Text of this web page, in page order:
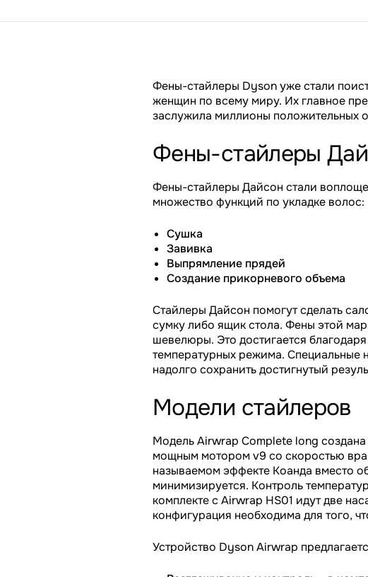
Фены-стайлеры Dyson уже стали
женщин по всему миру. Их главное
заслужила миллионы положительных
Фены-стайлеры
Фены-стайлеры Дайсон стали
множество функций по укладке волос:
Сушка
Завивка
Выпрямление прядей
Создание прикорневого объема
Стайлеры Дайсон помогут сделать
сумку либо ящик стола. Фены этой
шевелюры. Это достигается
температурных режима. Специальные
надолго сохранить достигнутый
Модели стайлеров
Модель Airwrap Complete long создана
мощным мотором v9 со скоростью
называемом эффекте Коанда вместо
минимизируется. Контроль
комплекте с Airwrap HS01 идут две
конфигурация необходима для того,
Устройство Dyson Airwrap